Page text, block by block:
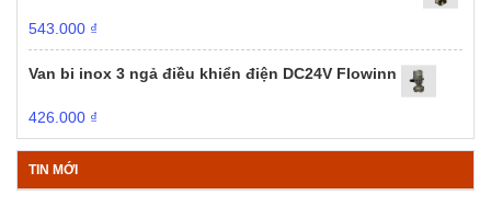
543.000 ₫
Van bi inox 3 ngả điều khiển điện DC24V Flowinn
426.000 ₫
TIN MỚI